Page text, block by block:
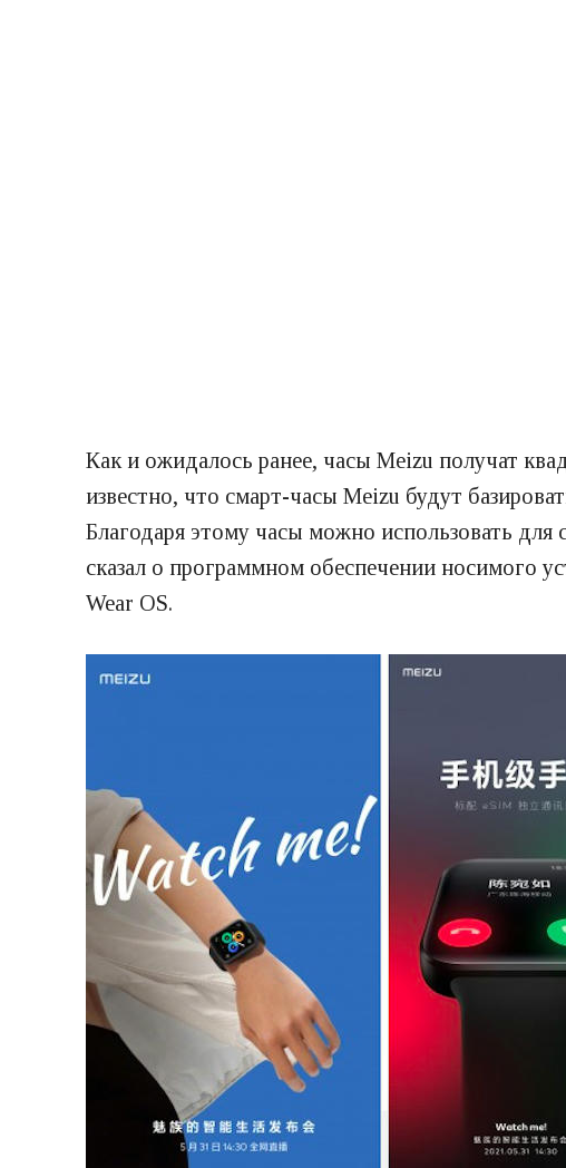
Как и ожидалось ранее, часы Meizu получат
известно, что смарт-часы Meizu будут
Благодаря этому часы можно использовать
сказал о программном обеспечении носимого
Wear OS.